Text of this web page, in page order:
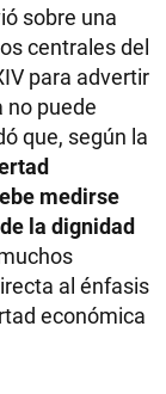
sobre una
centrales del
para advertir
no puede
que, según la
medirse
la dignidad
al énfasis
económica